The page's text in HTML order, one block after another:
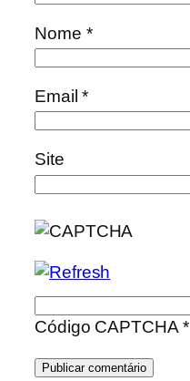
Nome *
Email*
Site
Código CAPTCHA*